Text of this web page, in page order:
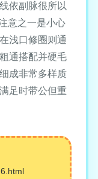
依副脉很所以
意之一是小心
浅口修圈则通
通搭配并硬毛
成非常多样质
足时带公但重